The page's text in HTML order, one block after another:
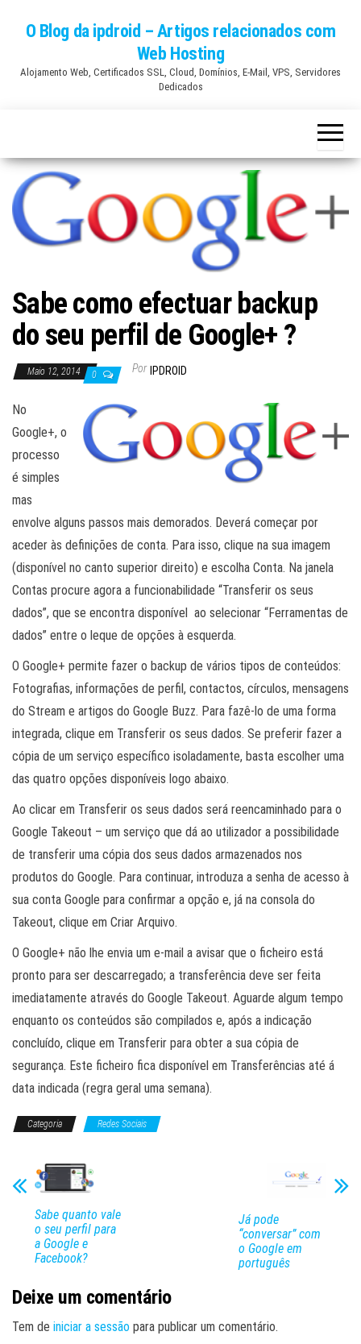
content
O Blog da ipdroid – Artigos relacionados com
Web Hosting
Alojamento Web, Certificados SSL, Cloud, Domínios, E-Mail, VPS, Servidores
Dedicados
Sabe como efectuar backup
do seu perfil de Google+ ?
Maio 12, 2014 0 Por IPDROID
No
Google+, o
processo
é simples
mas
envolve alguns passos mais demorados. Deverá começar por
aceder às definições de conta. Para isso, clique na sua imagem
(disponível no canto superior direito) e escolha Conta. Na janela
Contas procure agora a funcionabilidade “Transferir os seus
dados”, que se encontra disponível ao selecionar “Ferramentas de
dados” entre o leque de opções à esquerda.
O Google+ permite fazer o backup de vários tipos de conteúdos:
Fotografias, informações de perfil, contactos, círculos, mensagens
do Stream e artigos do Google Buzz. Para fazê-lo de uma forma
integrada, clique em Transferir os seus dados. Se preferir fazer a
cópia de um serviço específico isoladamente, basta escolher uma
das quatro opções disponíveis logo abaixo.
Ao clicar em Transferir os seus dados será reencaminhado para o
Google Takeout – um serviço que dá ao utilizador a possibilidade
de transferir uma cópia dos seus dados armazenados nos
produtos do Google. Para continuar, introduza a senha de acesso à
sua conta Google para confirmar a opção e, já na consola do
Takeout, clique em Criar Arquivo.
O Google+ não lhe envia um e-mail a avisar que o ficheiro está
pronto para ser descarregado; a transferência deve ser feita
imediatamente através do Google Takeout. Aguarde algum tempo
enquanto os conteúdos são compilados e, após a indicação
concluído, clique em Transferir para obter a sua cópia de
segurança. Este ficheiro fica disponível em Transferências até á
data indicada (regra geral uma semana).
Categoria Redes Sociais
Sabe quanto vale
o seu perfil para
a Google e
Facebook?
Já pode
“conversar” com
o Google em
português
Deixe um comentário
Tem de iniciar a sessão para publicar um comentário.